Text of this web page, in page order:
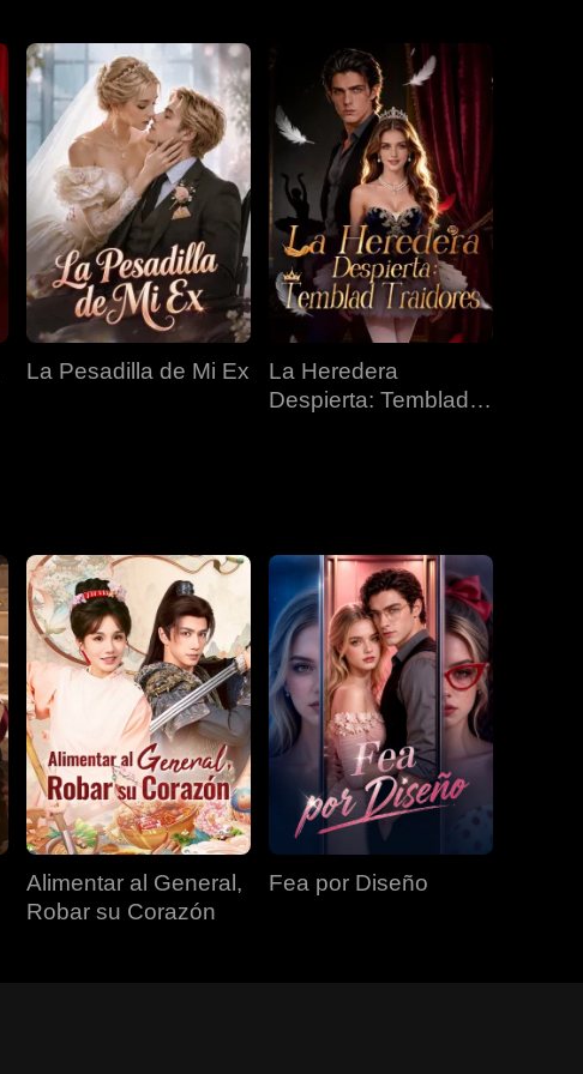
EP 34 EP 35 EP 36
EP 37 EP 38 EP 39
EP 40
La Pesadilla de Mi Ex
La Heredera
Despierta: Temblad
Alimentar al General,
Robar su Corazón
Fea por Diseño